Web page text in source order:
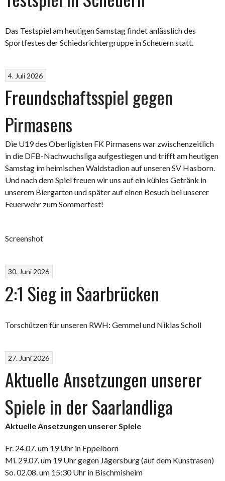
Das Testspiel am heutigen Samstag findet anlässlich des
Sportfestes der Schiedsrichtergruppe in Scheuern statt.
4. Juli 2026
Freundschaftsspiel gegen
Pirmasens
Die U19 des Oberligisten FK Pirmasens war zwischenzeitlich
in die DFB-Nachwuchsliga aufgestiegen und trifft am heutigen
Samstag im heimischen Waldstadion auf unseren SV Hasborn.
Und nach dem Spiel freuen wir uns auf ein kühles Getränk in
unserem Biergarten und später auf einen Besuch bei unserer
Feuerwehr zum Sommerfest!
Screenshot
30. Juni 2026
2:1 Sieg in Saarbrücken
Torschützen für unseren RWH: Gemmel und Niklas Scholl
27. Juni 2026
Aktuelle Ansetzungen unserer
Spiele in der Saarlandliga
Aktuelle Ansetzungen unserer Spiele
Fr. 24.07. um 19 Uhr in Eppelborn
Mi. 29.07. um 19 Uhr gegen Jägersburg (auf dem Kunstrasen)
So. 02.08. um 15:30 Uhr in Bischmisheim